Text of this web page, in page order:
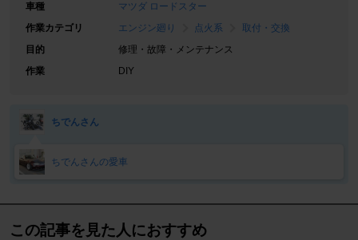
車種
マツダ ロードスター
作業カテゴリ
エンジン廻り 点火系
取付・交換
目的
修理・故障・メンテナンス
作業
DIY
ちでんさん
ちでんさんの愛車
この記事を見た人におすすめ